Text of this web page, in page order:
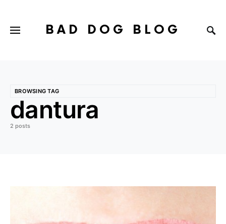
BAD DOG BLOG
BROWSING TAG
dantura
2 posts